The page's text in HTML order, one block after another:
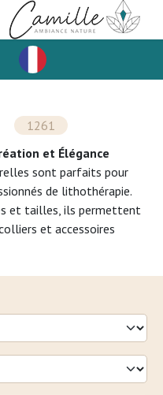
1261
et Élégance
sont parfaits pour
de lithothérapie.
et tailles, ils permettent
et accessoires